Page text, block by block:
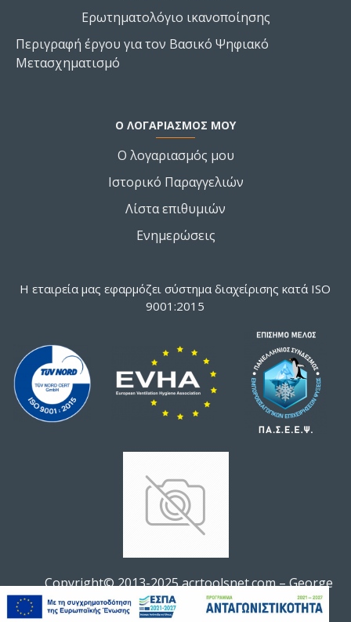
Ερωτηματολόγιο ικανοποίησης
Περιγραφή έργου για τον Βασικό Ψηφιακό
Μετασχηματισμό
Ο ΛΟΓΑΡΙΑΣΜΌΣ ΜΟΥ
Ο λογαριασμός μου
Ιστορικό Παραγγελιών
Λίστα επιθυμιών
Ενημερώσεις
Η εταιρεία μας εφαρμόζει σύστημα διαχείρισης κατά ISO
9001:2015
Copyright© 2013-2025 acrtoolsnet.com – George
Soldatos All rights reserved.
ΦΊΛΤΡΟ ΠΡΟΪΌΝΤΩΝ